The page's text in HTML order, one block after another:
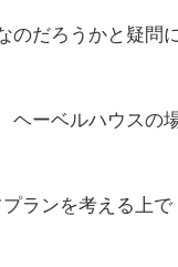
のだろうかと疑問
ヘーベルハウスの
ランを考える上で